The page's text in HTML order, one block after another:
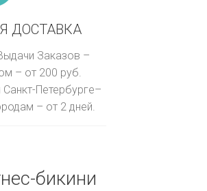
ДОСТАВКА
Заказов –
– от 200 руб.
Петербурге–
– от 2 дней.
бикини